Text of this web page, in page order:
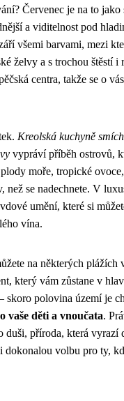
Červenec je na to jako
a viditelnost pod
všemi barvami, mezi
želvy a s trochou štěstí i
centra, takže se o
Kreolská kuchyně
vypráví příběh ostrovů,
moře, tropické
než se nadechnete. V
umění, které si
vína.
na některých plážích
který vám zůstane v
skoro polovina území je
vaše děti a vnoučata.
příroda, která vyrazí
dokonalou volbu pro ty,